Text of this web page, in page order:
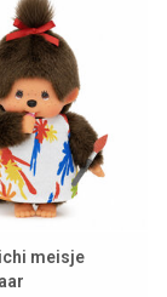
meisje